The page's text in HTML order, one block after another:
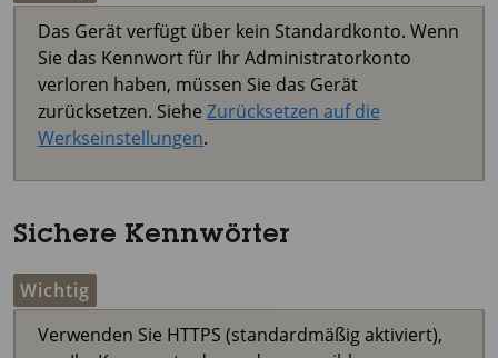
Das Gerät verfügt über kein Standardkonto. Wenn
Sie das Kennwort für Ihr Administratorkonto
verloren haben, müssen Sie das Gerät
zurücksetzen. Siehe Zurücksetzen auf die
Werkseinstellungen.
Sichere Kennwörter
Wichtig
Verwenden Sie HTTPS (standardmäßig aktiviert),